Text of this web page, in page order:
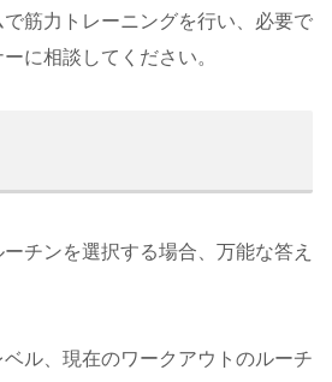
筋力トレーニングを行い、必要で
に相談してください。
チンを選択する場合、万能な答え
ル、現在のワークアウトのルーチ